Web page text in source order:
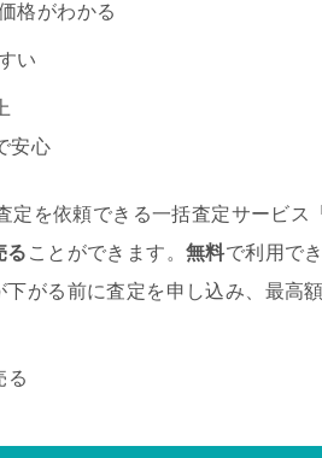
格がわかる
い
安心
定を依頼できる一括査定サービス
る ことができます。無料で利用で
がる前に査定を申し込み、最高
る